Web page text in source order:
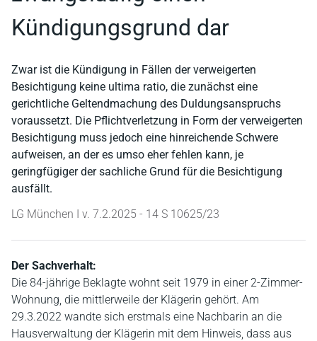
Kündigungsgrund dar
Zwar ist die Kündigung in Fällen der verweigerten
Besichtigung keine ultima ratio, die zunächst eine
gerichtliche Geltendmachung des Duldungsanspruchs
voraussetzt. Die Pflichtverletzung in Form der verweigerten
Besichtigung muss jedoch eine hinreichende Schwere
aufweisen, an der es umso eher fehlen kann, je
geringfügiger der sachliche Grund für die Besichtigung
ausfällt.
LG München I v. 7.2.2025 - 14 S 10625/23
Der Sachverhalt:
Die 84-jährige Beklagte wohnt seit 1979 in einer 2-Zimmer-
Wohnung, die mittlerweile der Klägerin gehört. Am
29.3.2022 wandte sich erstmals eine Nachbarin an die
Hausverwaltung der Klägerin mit dem Hinweis, dass aus